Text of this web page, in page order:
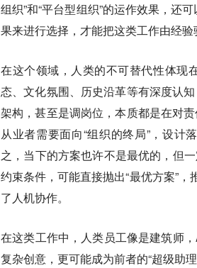
组织”和“平台型组织”的运作效果，还
果来进行选择，才能把这类工作由经验
在这个领域，人类的不可替代性体现
态、文化氛围、历史沿革等有深度认
架构，甚至是调岗位，本质都是在对
从业者需要面向“组织的终局”，设计
之，当下的方案也许不是最优的，但
约束条件，可能直接抛出“最优方案”
了人机协作。
在这类工作中，人类员工像是建筑师
复杂创意，更可能成为前者的“超级助理”